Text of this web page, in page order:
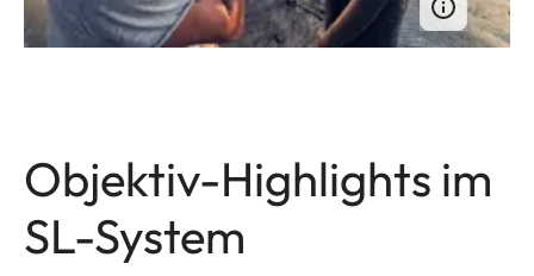
Objektiv-Highlights im
SL-System